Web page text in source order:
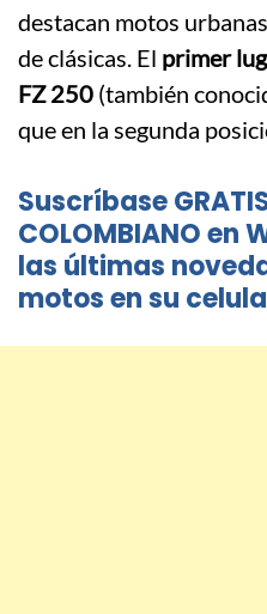
destacan motos
de clásicas. El primer
FZ 250 (también
que en la segunda
Suscríbase
COLOMBIANO en
las últimas
motos en su